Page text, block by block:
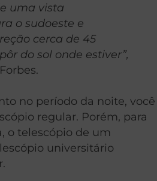
uma vista
o sudoeste e
cerca de 45
do sol onde estiver”,
no período da noite, você
regular. Porém, para
o telescópio de um
universitário